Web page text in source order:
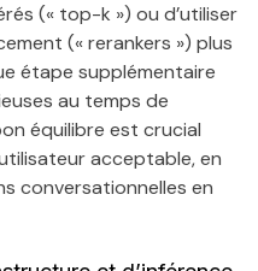
(« top-k ») ou d’utiliser
(« rerankers ») plus
étape supplémentaire
au temps de
équilibre est crucial
acceptable, en
conversationnelles en